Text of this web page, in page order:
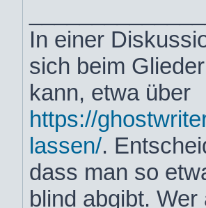
In einer
sich beim
kann, etwa über
https://
lassen/.
dass man so
blind abgibt.